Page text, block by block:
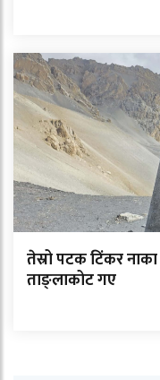
तेस्रो पटक टिंकर
ताङ्लाकोट गए